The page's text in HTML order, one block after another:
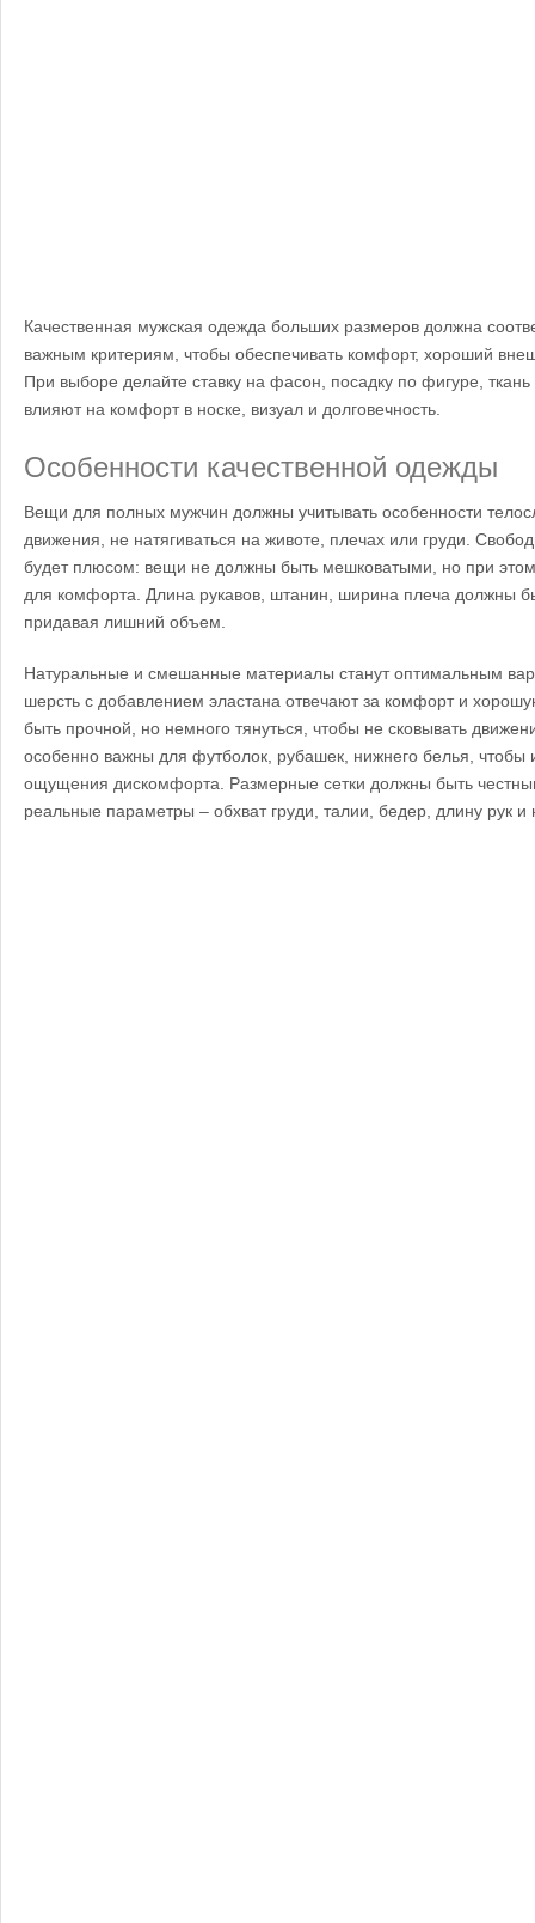
Качественная мужская одежда больших размеров должна
важным критериям, чтобы обеспечивать комфорт, хороший
При выборе делайте ставку на фасон, посадку по фигуре,
влияют на комфорт в носке, визуал и долговечность.
Особенности качественной одежды
Вещи для полных мужчин должны учитывать особенности
движения, не натягиваться на животе, плечах или груди.
будет плюсом: вещи не должны быть мешковатыми, но при этом
для комфорта. Длина рукавов, штанин, ширина плеча должны
придавая лишний объем.
Натуральные и смешанные материалы станут оптимальным
шерсть с добавлением эластана отвечают за комфорт и
быть прочной, но немного тянуться, чтобы не сковывать
особенно важны для футболок, рубашек, нижнего белья, чтобы
ощущения дискомфорта. Размерные сетки должны быть
реальные параметры – обхват груди, талии, бедер, длину рук и